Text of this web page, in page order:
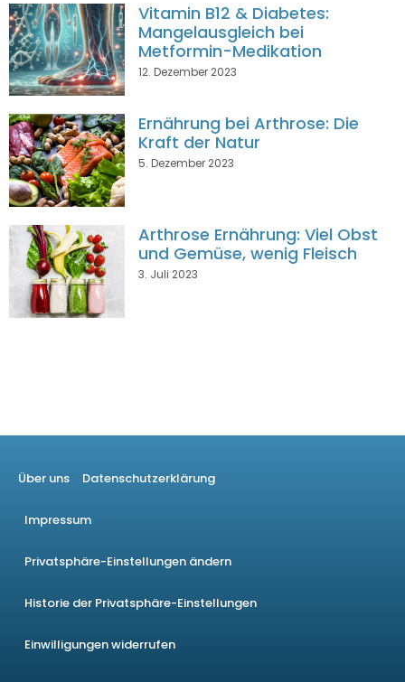
Vitamin B12 & Diabetes:
Mangelausgleich bei
Metformin-Medikation
12. Dezember 2023
Ernährung bei Arthrose: Die
Kraft der Natur
5. Dezember 2023
Arthrose Ernährung: Viel Obst
und Gemüse, wenig Fleisch
3. Juli 2023
Über uns Datenschutzerklärung
Impressum
Privatsphäre-Einstellungen ändern
Historie der Privatsphäre-Einstellungen
Einwilligungen widerrufen